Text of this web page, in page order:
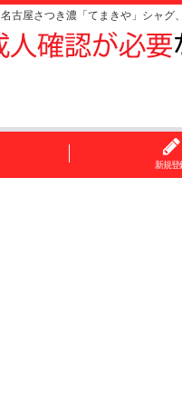
名古屋さつき濃「てまきや」シャグ
新規登